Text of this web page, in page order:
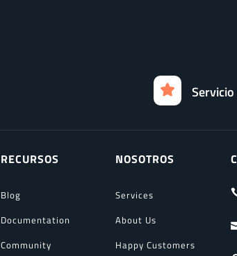
RECURSOS
Blog
Documentation
Community
NOSOTROS
Services
About Us
Happy Customers